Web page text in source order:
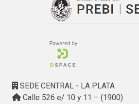
SEDE CENTRAL - LA PLATA
Calle 526 e/ 10 y 11 – (1900)